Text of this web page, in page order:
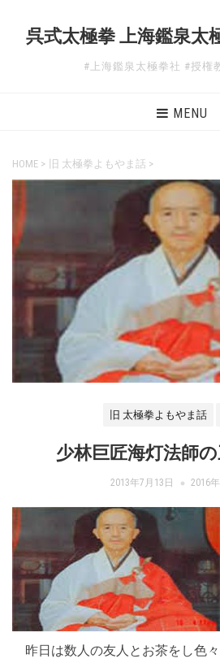
呉式太極拳 上海鑑泉太
#上海鑑泉太極拳社 #授権
MENU
HOME > 旧 太極拳よもやま話 >
旧 太極拳よもやま話
少林巨匠海灯法師
2013年7月13日 2016
昨日は数人の友人とお茶をし色